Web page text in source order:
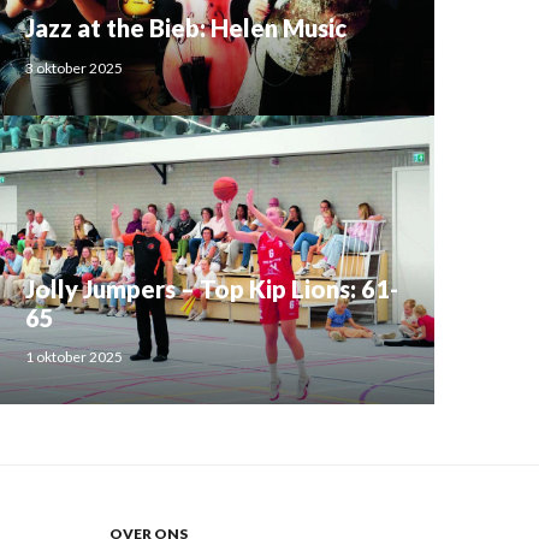
Jazz at the Bieb: Helen Music
3 oktober 2025
Jolly Jumpers – Top Kip Lions: 61-
65
1 oktober 2025
OVER ONS